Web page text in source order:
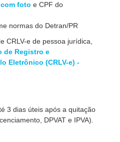
foto e CPF do
normas do Detran/PR
CRLV-e de pessoa jurídica,
de Registro e
Eletrônico (CRLV-e) -
3 dias úteis após a quitação
DPVAT e IPVA).